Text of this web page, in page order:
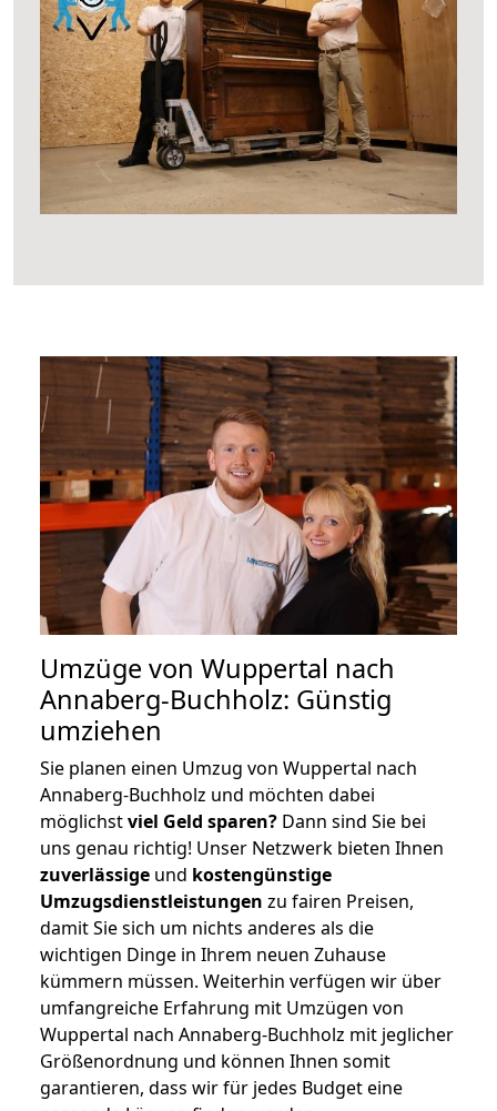
Umzüge von Wuppertal nach
Annaberg-Buchholz: Günstig
umziehen
Sie planen einen Umzug von Wuppertal nach
Annaberg-Buchholz und möchten dabei
möglichstviel Geld sparen? Dann sind Sie bei
uns genau richtig! Unser Netzwerk bieten Ihnen
zuverlässige und kostengünstige
Umzugsdienstleistungen zu fairen Preisen,
damit Sie sich um nichts anderes als die
wichtigen Dinge in Ihrem neuen Zuhause
kümmern müssen. Weiterhin verfügen wir über
umfangreiche Erfahrung mit Umzügen von
Wuppertal nach Annaberg-Buchholz mit jeglicher
Größenordnung und können Ihnen somit
garantieren, dass wir für jedes Budget eine